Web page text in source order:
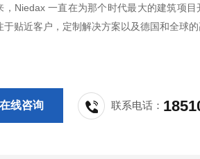
，Niedax 一直在为那个时代最大的建筑项
于贴近客户，定制解决方案以及德国和全球的
在线咨询 联系电话：